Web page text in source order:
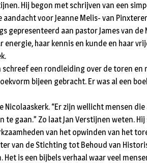
Hij begon met schrijven van een
voor Jeanne Melis- van
gepresenteerd aan pastor James van de
haar kennis en kunde en haar
een rondleiding over de toren en
bijeen gebracht. Er was al een
“Er zijn wellicht mensen
gaan.” Zo laat Jan Verstijnen weten.
van het opwinden van het
van de Stichting tot Behoud van
is een bijbels verhaal waar veel